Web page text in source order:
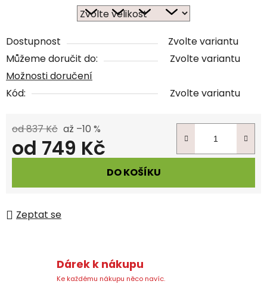
Dostupnost
Zvolte variantu
Můžeme doručit do:
Zvolte variantu
Možnosti doručení
Kód:
Zvolte variantu
od 837 Kč až –10 %
od 749 Kč
DO KOŠÍKU
Zeptat se
Dárek k nákupu
Ke každému nákupu něco navíc.